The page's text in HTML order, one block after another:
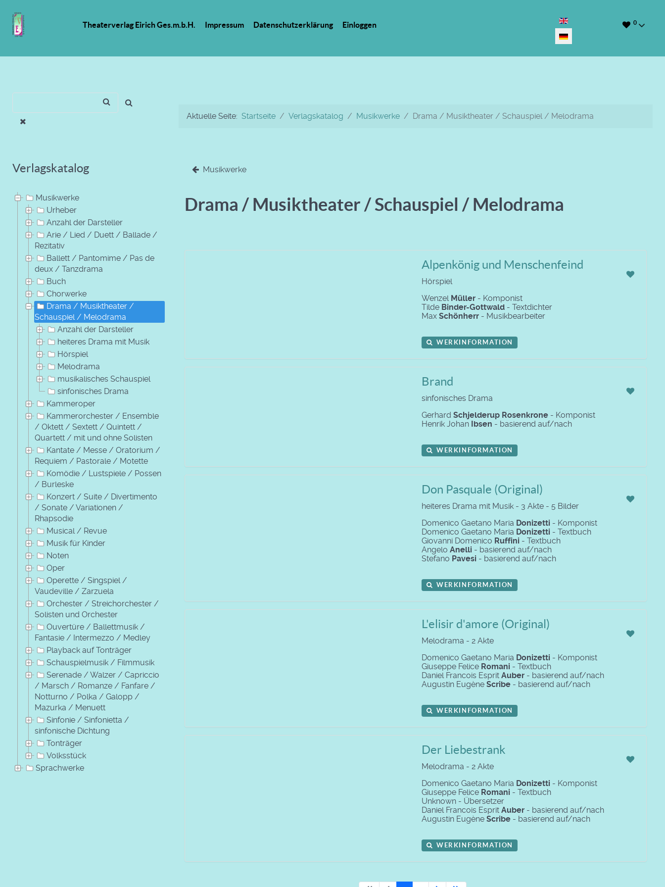
Theaterverlag Eirich Ges.m.b.H. Impressum Datenschutzerklärung Einloggen
Sprache auswählen 0
Verlagskatalog
Musikwerke
Urheber
Anzahl der Darsteller
Arie / Lied / Duett / Ballade /
Rezitativ
Ballett / Pantomime / Pas de
deux / Tanzdrama
Buch
Chorwerke
Drama / Musiktheater /
Schauspiel / Melodrama
Anzahl der Darsteller
heiteres Drama mit Musik
Hörspiel
Melodrama
musikalisches Schauspiel
sinfonisches Drama
Kammeroper
Kammerorchester / Ensemble
/ Oktett / Sextett / Quintett /
Quartett / mit und ohne Solisten
Kantate / Messe / Oratorium /
Requiem / Pastorale / Motette
Komödie / Lustspiele / Possen
/ Burleske
Konzert / Suite / Divertimento
/ Sonate / Variationen /
Rhapsodie
Musical / Revue
Musik für Kinder
Noten
Oper
Operette / Singspiel /
Vaudeville / Zarzuela
Orchester / Streichorchester /
Solisten und Orchester
Ouvertüre / Ballettmusik /
Fantasie / Intermezzo / Medley
Playback auf Tonträger
Schauspielmusik / Filmmusik
Serenade / Walzer / Capriccio
/ Marsch / Romanze / Fanfare /
Notturno / Polka / Galopp /
Mazurka / Menuett
Sinfonie / Sinfonietta /
sinfonische Dichtung
Tonträger
Volksstück
Sprachwerke
Aktuelle Seite: Startseite Verlagskatalog Musikwerke Drama / Musiktheater / Schauspiel / Melodrama
Musikwerke
Drama / Musiktheater / Schauspiel / Melodrama
Alpenkönig und Menschenfeind
Hörspiel
Wenzel Müller - Komponist
Tilde Binder-Gottwald - Textdichter
Max Schönherr - Musikbearbeiter
WERKINFORMATION
Brand
sinfonisches Drama
Gerhard Schjelderup Rosenkrone - Komponist
Henrik Johan Ibsen - basierend auf/nach
WERKINFORMATION
Don Pasquale (Original)
heiteres Drama mit Musik - 3 Akte - 5 Bilder
Domenico Gaetano Maria Donizetti - Komponist
Domenico Gaetano Maria Donizetti - Textbuch
Giovanni Domenico Ruffini - Textbuch
Angelo Anelli - basierend auf/nach
Stefano Pavesi - basierend auf/nach
WERKINFORMATION
L'elisir d'amore (Original)
Melodrama - 2 Akte
Domenico Gaetano Maria Donizetti - Komponist
Giuseppe Felice Romani - Textbuch
Daniel Francois Esprit Auber - basierend auf/nach
Augustin Eugène Scribe - basierend auf/nach
WERKINFORMATION
Der Liebestrank
Melodrama - 2 Akte
Domenico Gaetano Maria Donizetti - Komponist
Giuseppe Felice Romani - Textbuch
Unknown - Übersetzer
Daniel Francois Esprit Auber - basierend auf/nach
Augustin Eugène Scribe - basierend auf/nach
WERKINFORMATION